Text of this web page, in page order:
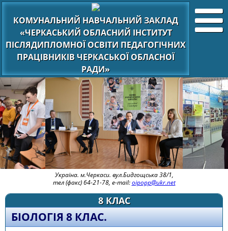
КОМУНАЛЬНИЙ НАВЧАЛЬНИЙ ЗАКЛАД
«ЧЕРКАСЬКИЙ ОБЛАСНИЙ ІНСТИТУТ
ПІСЛЯДИПЛОМНОЇ ОСВІТИ ПЕДАГОГІЧНИХ
ПРАЦІВНИКІВ ЧЕРКАСЬКОЇ ОБЛАСНОЇ
РАДИ»
Україна. м.Черкаси. вул.Бидгощська 38/1,
тел (факс) 64-21-78, e-mail:oipopp@ukr.net
8 КЛАС
БІОЛОГІЯ 8 КЛАС.